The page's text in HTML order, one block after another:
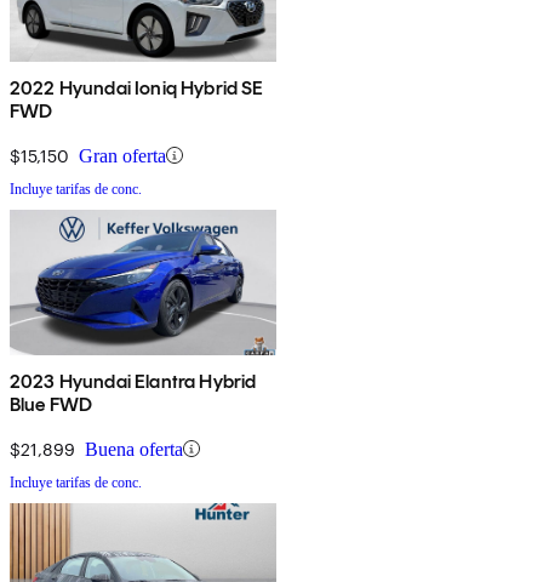
2022 Hyundai Ioniq Hybrid SE
FWD
$15,150 Gran oferta
Incluye tarifas de conc.
2023 Hyundai Elantra Hybrid
Blue FWD
$21,899 Buena oferta
Incluye tarifas de conc.